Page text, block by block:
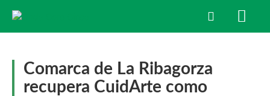
Comarca de La Ribagorza
recupera CuidArte como